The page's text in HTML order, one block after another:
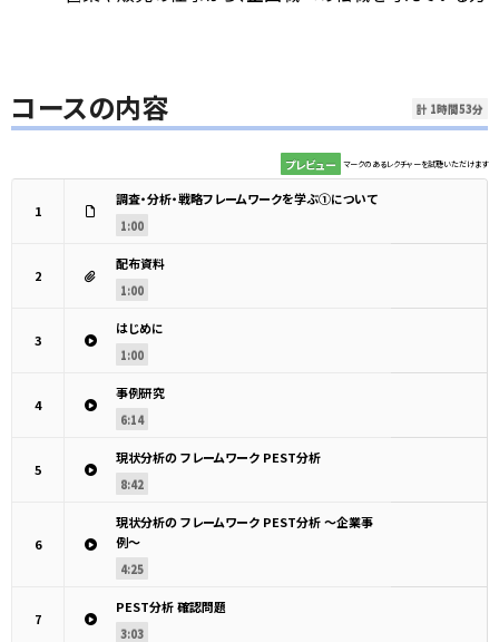
コースの内容 計 1時間53分
プレビュー マークのあるレクチャーを試聴いただけます
1
調査・分析・戦略フレームワークを学ぶ①について
1:00
2
配布資料
1:00
3
はじめに
1:00
4
事例研究
6:14
5
現状分析の フレームワーク PEST分析
8:42
6
現状分析の フレームワーク PEST分析 ～企業事
例～
4:25
7
PEST分析 確認問題
3:03